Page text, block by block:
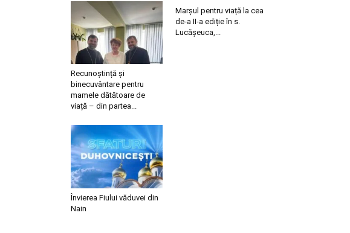
Recunoștință și
binecuvântare pentru
mamele dătătoare de
viață – din partea...
Marșul pentru viață la cea
de-a II-a ediție în s.
Lucășeuca,...
Învierea Fiului văduvei din
Nain